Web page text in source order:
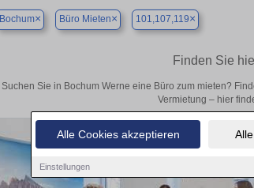
Alle Cookies akzeptieren
Einstellungen
Bochum× Büro Mieten× 101,107,119×
Finden Sie
Suchen Sie in Bochum Werne eine Büro zum mieten?
Vermietung – hier